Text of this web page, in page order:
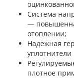
Система
—
отоплении;
Надежная
плотное